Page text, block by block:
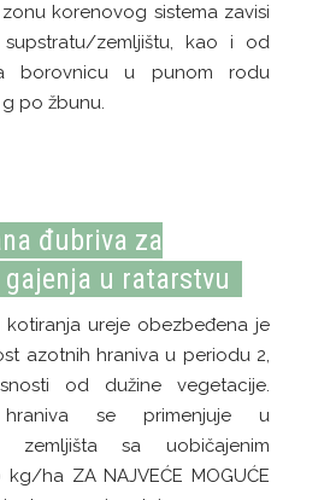
korenovog sistema zavisi
zemljištu, kao i od
borovnicu u punom rodu
g po žbunu.
đubriva za
u ratarstvu
kotiranja ureje obezbeđena je
azotnih hraniva u periodu 2,
od dužine vegetacije.
hraniva se primenjuje u
zemljišta sa uobičajenim
ha ZA NAJVEĆE MOGUĆE